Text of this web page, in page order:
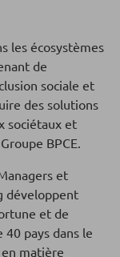
les écosystèmes
de
sociale et
des solutions
sociétaux et
BPCE.
et
développent
et de
pays dans le
matière